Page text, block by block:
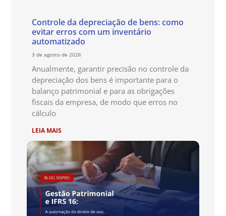
Controle da depreciação de bens: como
evitar erros com um inventário
automatizado
3 de agosto de 2026
Anualmente, garantir precisão no controle da
depreciação dos bens é importante para o
balanço patrimonial e para as obrigações
fiscais da empresa, de modo que erros no
cálculo
LEIA MAIS